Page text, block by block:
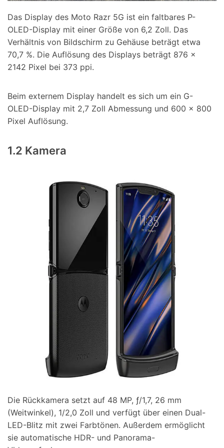
Das Display des Moto Razr 5G ist ein faltbares P-
OLED-Display mit einer Größe von 6,2 Zoll. Das
Verhältnis von Bildschirm zu Gehäuse beträgt etwa
70,7 %. Die Auflösung des Displays beträgt 876 x
2142 Pixel bei 373 ppi.
Beim externem Display handelt es sich um ein G-
OLED-Display mit 2,7 Zoll Abmessung und 600 x 800
Pixel Auflösung.
1.2 Kamera
Die Rückkamera setzt auf 48 MP, ƒ/1,7, 26 mm
(Weitwinkel), 1/2,0 Zoll und verfügt über einen Dual-
LED-Blitz mit zwei Farbtönen. Außerdem ermöglicht
sie automatische HDR- und Panorama-